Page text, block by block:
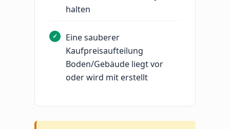
halten
Eine sauberer
Kaufpreisaufteilung
Boden/Gebäude liegt vor
oder wird mit erstellt